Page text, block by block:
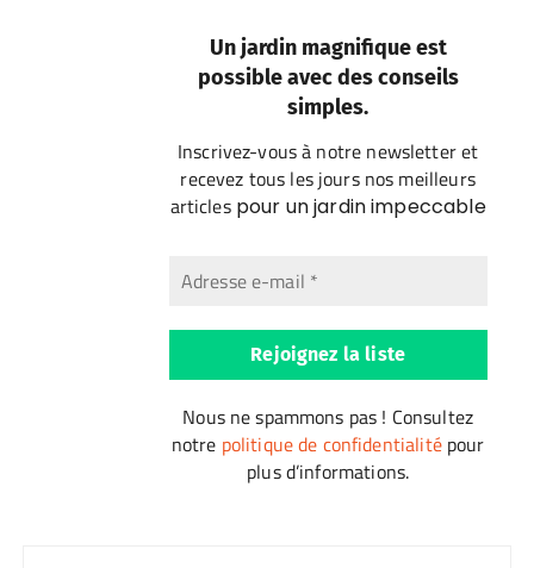
Un jardin magnifique est
possible avec des conseils
simples.
Inscrivez-vous à notre newsletter et
recevez tous les jours nos meilleurs
articlespour un jardin impeccable
Nous ne spammons pas ! Consultez
notre politique de confidentialitépour
plus d’informations.